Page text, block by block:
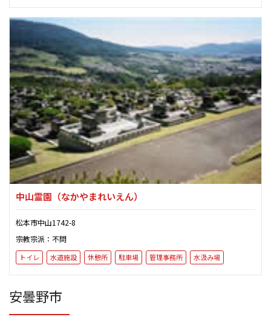
中山霊園 （なかやまれいえん）
松本市中山1742-8
宗教宗派：不問
トイレ 水道施設 休憩所 駐車場 管理事務所 水汲み場
安曇野市